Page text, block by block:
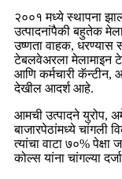
२००१ मध्ये स्थापना
उत्पादनांपैकी बहुतेक
उष्णता वाहक, धरण्यास
टेबलवेअरला मेलामाइन
आणि कर्मचारी कॅन्टीन,
देखील आदर्श आहे.
आमची उत्पादने युरोप,
बाजारपेठांमध्ये चांगली
त्यांचा वाटा ७०%
कोल्स यांना चांगल्या